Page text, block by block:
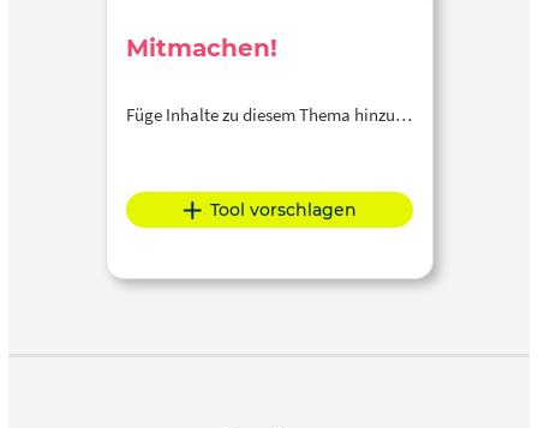
Mitmachen!
Füge Inhalte zu diesem Thema hinzu…
Tool vorschlagen